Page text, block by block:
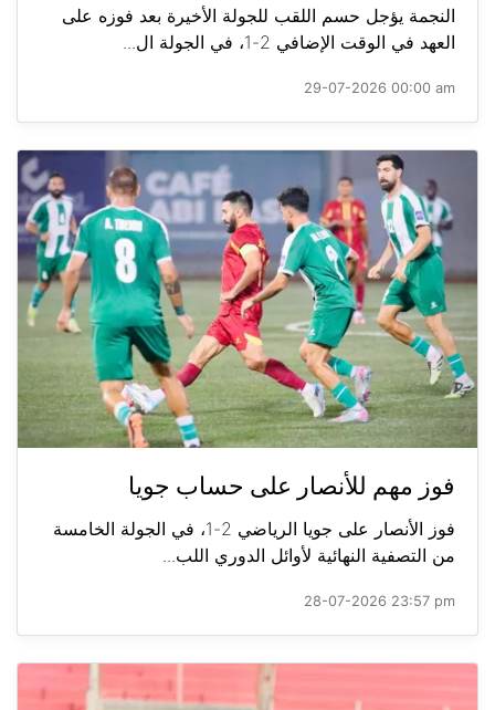
النجمة يؤجل حسم اللقب للجولة الأخيرة بعد فوزه على
العهد في الوقت الإضافي 2-1، في الجولة ال...
29-07-2026 00:00 am
فوز مهم للأنصار على حساب جويا
فوز الأنصار على جويا الرياضي 2-1، في الجولة الخامسة
من التصفية النهائية لأوائل الدوري اللب...
28-07-2026 23:57 pm